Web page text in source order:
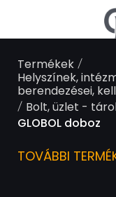
Termékek/
Helyszínek,
berendezései,
/ Bolt, üzlet -
GLOBOL doboz
TOVÁBBI